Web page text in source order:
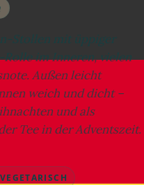
Stollen mit üppiger
im Inneren, vielen
Außen leicht
weich und dicht –
und als
Tee in der Adventszeit.
VEGETARISCH